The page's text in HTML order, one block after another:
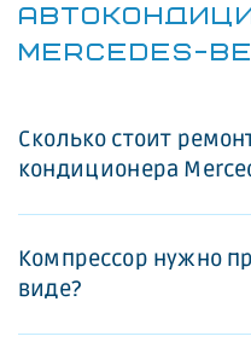
MERCEDES-
Сколько стоит
кондиционера
Компрессор нужно
виде?